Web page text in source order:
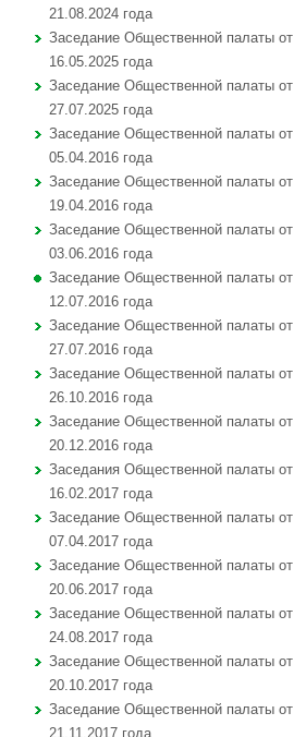
21.08.2024 года
Заседание Общественной палаты от
16.05.2025 года
Заседание Общественной палаты от
27.07.2025 года
Заседание Общественной палаты от
05.04.2016 года
Заседание Общественной палаты от
19.04.2016 года
Заседание Общественной палаты от
03.06.2016 года
Заседание Общественной палаты от
12.07.2016 года
Заседание Общественной палаты от
27.07.2016 года
Заседание Общественной палаты от
26.10.2016 года
Заседание Общественной палаты от
20.12.2016 года
Заседания Общественной палаты от
16.02.2017 года
Заседание Общественной палаты от
07.04.2017 года
Заседание Общественной палаты от
20.06.2017 года
Заседание Общественной палаты от
24.08.2017 года
Заседание Общественной палаты от
20.10.2017 года
Заседание Общественной палаты от
21.11.2017 года